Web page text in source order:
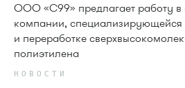
ООО «С99» предлагает работу в
компании, специализирующейся
и переработке
полиэтилена
НОВОСТИ